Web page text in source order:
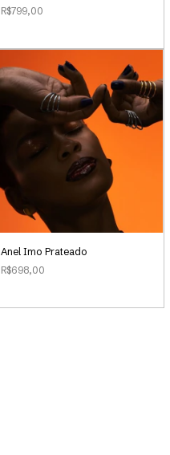
R$799,00
Anel Imo Prateado
R$698,00